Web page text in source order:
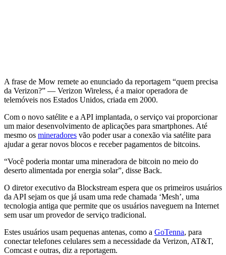
A frase de Mow remete ao enunciado da reportagem “quem precisa
da Verizon?” — Verizon Wireless, é a maior operadora de
telemóveis nos Estados Unidos, criada em 2000.
Com o novo satélite e a API implantada, o serviço vai proporcionar
um maior desenvolvimento de aplicações para smartphones. Até
mesmo os mineradores vão poder usar a conexão via satélite para
ajudar a gerar novos blocos e receber pagamentos de bitcoins.
“Você poderia montar uma mineradora de bitcoin no meio do
deserto alimentada por energia solar”, disse Back.
O diretor executivo da Blockstream espera que os primeiros usuários
da API sejam os que já usam uma rede chamada ‘Mesh’, uma
tecnologia antiga que permite que os usuários naveguem na Internet
sem usar um provedor de serviço tradicional.
Estes usuários usam pequenas antenas, como a GoTenna, para
conectar telefones celulares sem a necessidade da Verizon, AT&T,
Comcast e outras, diz a reportagem.